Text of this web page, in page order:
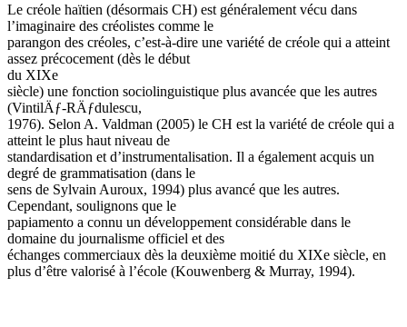
Le créole haïtien (désormais CH) est généralement vécu dans
l’imaginaire des créolistes comme le
parangon des créoles, c’est-à-dire une variété de créole qui a atteint
assez précocement (dès le début
du XIXe
siècle) une fonction sociolinguistique plus avancée que les autres
(VintilÄƒ-RÄƒdulescu,
1976). Selon A. Valdman (2005) le CH est la variété de créole qui a
atteint le plus haut niveau de
standardisation et d’instrumentalisation. Il a également acquis un
degré de grammatisation (dans le
sens de Sylvain Auroux, 1994) plus avancé que les autres.
Cependant, soulignons que le
papiamento a connu un développement considérable dans le
domaine du journalisme officiel et des
échanges commerciaux dès la deuxième moitié du XIXe siècle, en
plus d’être valorisé à l’école (Kouwenberg & Murray, 1994).